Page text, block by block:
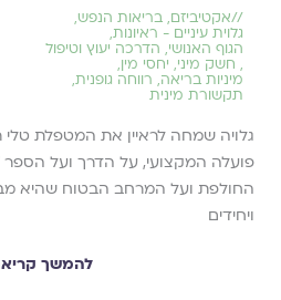
//אקטיביזם, בריאות הנפש,
גלוית עיניים - ראיונות,
הגוף האנושי, הדרכה יעוץ וטיפול
, חשק מיני, יחסי מין,
מיניות בריאה, רווחה גופנית,
תקשורת מינית
גלויה שמחה לראיין את המטפלת טלי
פועלה המקצועי, על הדרך ועל הספר
החולפת ועל המרחב הבטוח שהיא
ויחידים
להמשך